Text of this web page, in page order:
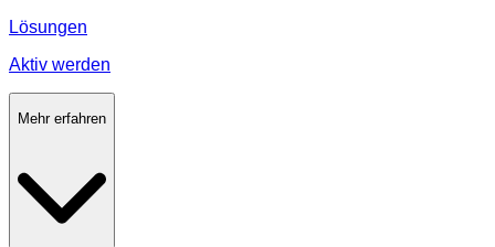
Lösungen
Aktiv werden
Mehr erfahren